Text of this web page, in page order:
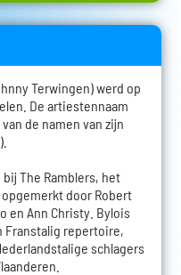
Terwingen) werd op
De artiestennaam
de namen van zijn
The Ramblers, het
door Robert
en Ann Christy. Bylois
Franstalig repertoire,
schlagers